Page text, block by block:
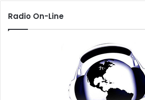
Radio On-Line